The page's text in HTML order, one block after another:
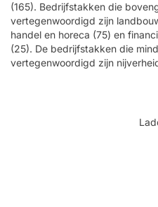
(165). Bedrijfstakken die
vertegenwoordigd zijn
handel en horeca (75) en
(25). De bedrijfstakken die
vertegenwoordigd zijn